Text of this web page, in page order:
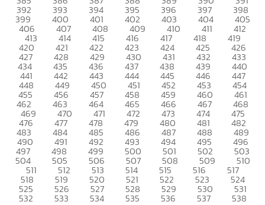
392 393 394 395 396 397 398
399 400 401 402 403 404 405
406 407 408 409 410 411 412
413 414 415 416 417 418 419
420 421 422 423 424 425 426
427 428 429 430 431 432 433
434 435 436 437 438 439 440
441 442 443 444 445 446 447
448 449 450 451 452 453 454
455 456 457 458 459 460 461
462 463 464 465 466 467 468
469 470 471 472 473 474 475
476 477 478 479 480 481 482
483 484 485 486 487 488 489
490 491 492 493 494 495 496
497 498 499 500 501 502 503
504 505 506 507 508 509 510
511 512 513 514 515 516 517
518 519 520 521 522 523 524
525 526 527 528 529 530 531
532 533 534 535 536 537 538